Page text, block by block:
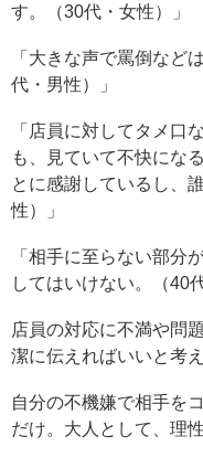
す。（30代・女性）」
「大きな声で罵倒など
代・男性）」
「店員に対してタメ口
も、見ていて不快にな
とに感謝しているし、
性）」
「相手に至らない部分
してはいけない。（40
店員の対応に不満や問
潔に伝えればいいと考
自分の不機嫌で相手を
だけ。大人として、理